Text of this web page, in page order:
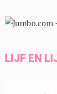
LIJF EN